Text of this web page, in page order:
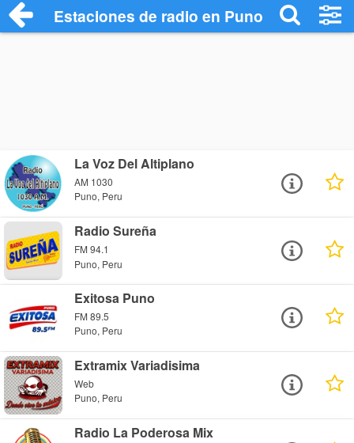
Estaciones de radio en Puno - Escuchar
La Voz Del Altiplano
AM 1030
Puno, Peru
Radio Sureña
FM 94.1
Puno, Peru
Exitosa Puno
FM 89.5
Puno, Peru
Extramix Variadisima
Web
Puno, Peru
Radio La Poderosa Mix